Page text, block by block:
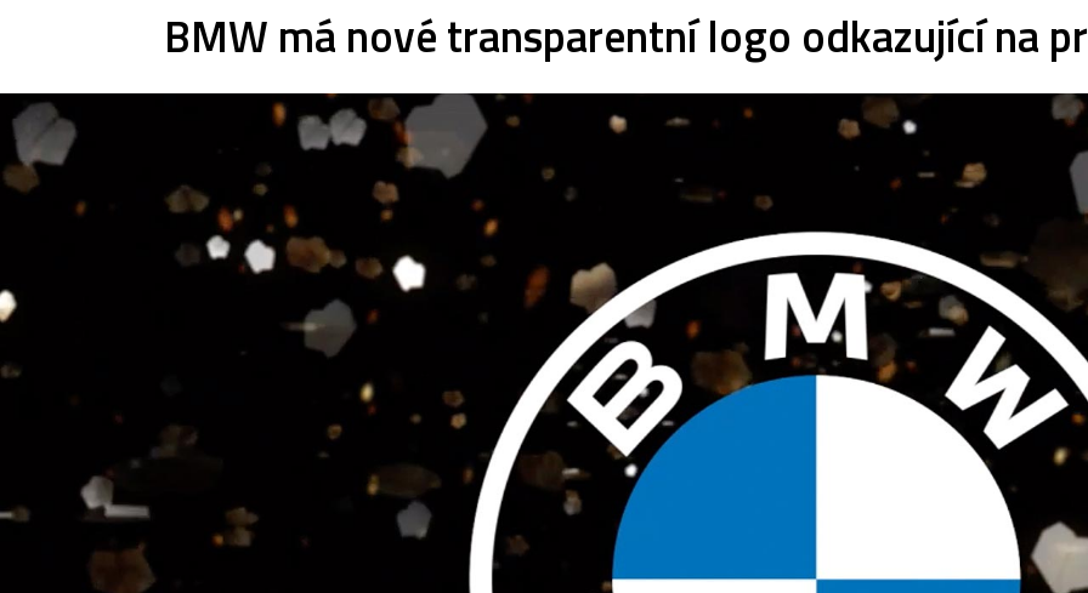
BMW má nové transparentní logo odkazující na